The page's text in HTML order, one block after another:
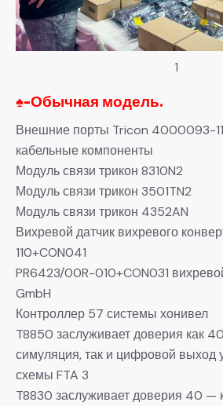
1
♠-Обычная модель.
Внешние порты Tricon 4000093-
кабельные компоненты
Модуль связи трикон 8310N2
Модуль связи трикон 3501TN2
Модуль связи трикон 4352AN
Вихревой датчик вихревого
110+CON041
PR6423/00R-010+CON031
GmbH
Контроллер 57 системы хонивел
T8850 заслуживает доверия как
симуляция, так и цифровой выход
схемы FTA 3
T8830 заслуживает доверия 40 —